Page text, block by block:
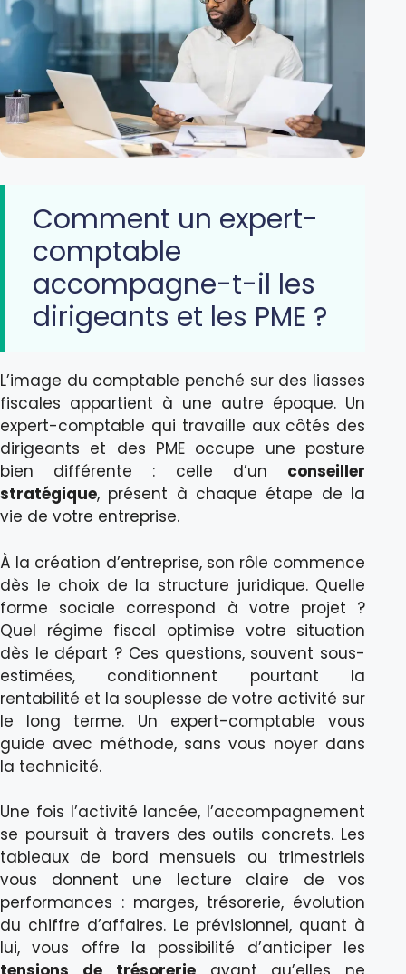
Comment un expert-
comptable
accompagne-t-il les
dirigeants et les PME ?
L’image du comptable penché sur des liasses
fiscales appartient à une autre époque. Un
expert-comptable qui travaille aux côtés des
dirigeants et des PME occupe une posture
bien différente : celle d’un conseiller
stratégique, présent à chaque étape de la
vie de votre entreprise.
À la création d’entreprise, son rôle commence
dès le choix de la structure juridique. Quelle
forme sociale correspond à votre projet ?
Quel régime fiscal optimise votre situation
dès le départ ? Ces questions, souvent sous-
estimées, conditionnent pourtant la
rentabilité et la souplesse de votre activité sur
le long terme. Un expert-comptable vous
guide avec méthode, sans vous noyer dans
la technicité.
Une fois l’activité lancée, l’accompagnement
se poursuit à travers des outils concrets. Les
tableaux de bord mensuels ou trimestriels
vous donnent une lecture claire de vos
performances : marges, trésorerie, évolution
du chiffre d’affaires. Le prévisionnel, quant à
lui, vous offre la possibilité d’anticiper les